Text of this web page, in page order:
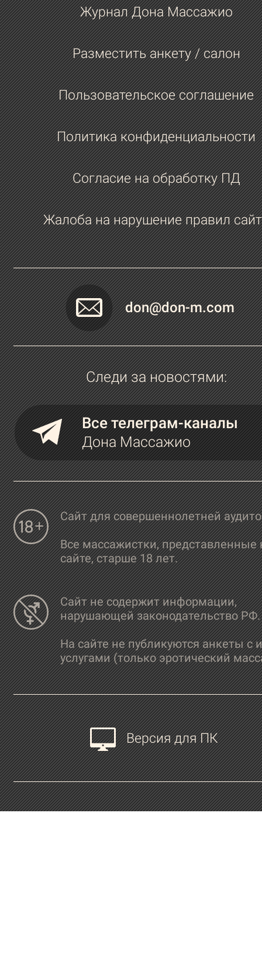
перечитать или порекомендовать?
Не читаю.
Какое качество у мужчин ты считаешь
самым важным?
Скромность.
Журнал Дона Массажио
Разместить анкету / салон
Пользовательское соглашение
Политика конфиденциальности
Согласие на обработку ПД
Жалоба на нарушение правил
don@don-m.com
Следи за новостями:
Все телеграм-каналы
Дона Массажио
Сайт для совершеннолетней
Все массажистки, представленные
сайте, старше 18 лет.
Сайт не содержит информации,
нарушающей законодательство РФ.
На сайте не публикуются анкеты с
услугами (только эротический
Версия для ПК